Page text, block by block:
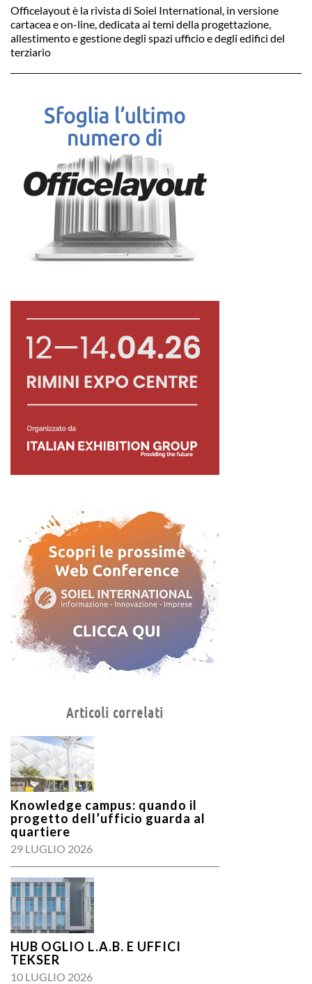
Officelayout è la rivista di Soiel International, in versione
cartacea e on-line, dedicata ai temi della progettazione,
allestimento e gestione degli spazi ufficio e degli edifici del
terziario
Articoli correlati
Knowledge campus: quando il
progetto dell’ufficio guarda al
quartiere
29 LUGLIO 2026
HUB OGLIO L.A.B. E UFFICI
TEKSER
10 LUGLIO 2026